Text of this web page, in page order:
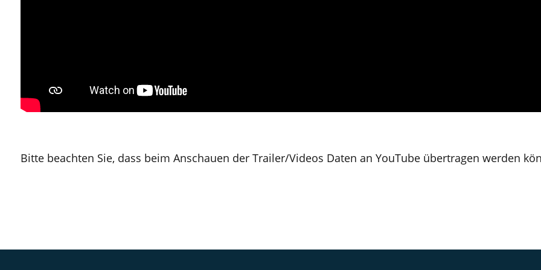
Bitte beachten Sie, dass beim Anschauen der Trailer/Videos Daten an YouTube übertragen werden